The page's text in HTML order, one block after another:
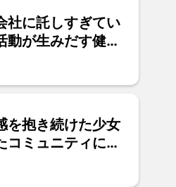
社に託しすぎてい
動が生みだす健や
文
を抱き続けた少女
コミュニティに携
やま りお